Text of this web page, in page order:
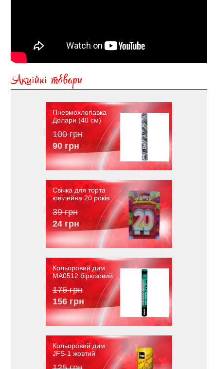
Акційні товари
Пневмохлопавка
Долари (40 см)
100 грн
90 грн
Свічка для торта
ювілейна 20 років
39 грн
24 грн
Кольоровий дим
MA0512 бірюзовий
176 грн
156 грн
Кольоровий дим
JFS-1 жовтий